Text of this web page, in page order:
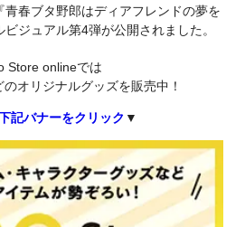
春ブタ野郎はディアフレンドの夢を
ジュアル第4弾が公開されました。
Store onlineでは
オリジナルグッズを販売中！
記バナーをクリック ▼